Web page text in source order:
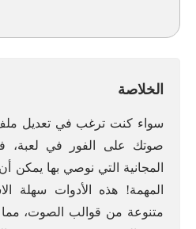
الخلاصة
سواء كنت ترغب في تعديل
صوتك على الفور في لعبة،
المجانية التي نوصي بها يمكن
المهمة! هذه الأدوات سهلة
متنوعة من قوالب الصوت، مما